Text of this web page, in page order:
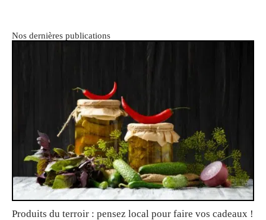
Nos dernières publications
Produits du terroir : pensez local pour faire vos cadeaux !